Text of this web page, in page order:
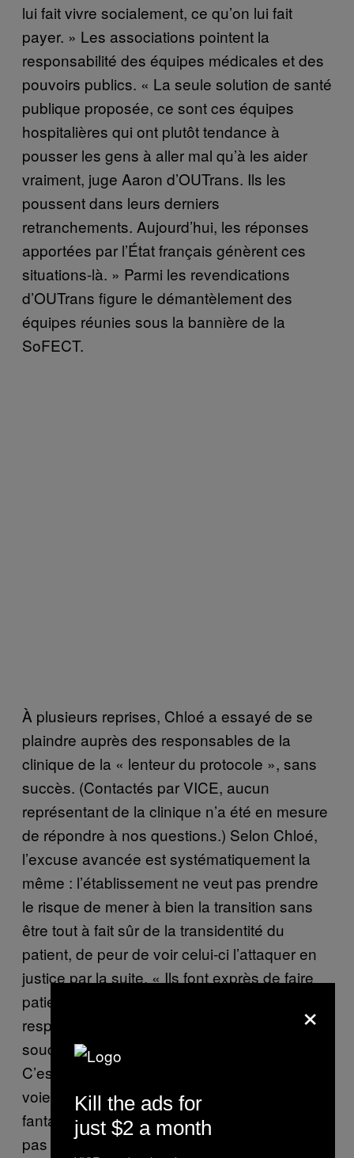
lui fait vivre socialement, ce qu’on lui fait
payer. » Les associations pointent la
responsabilité des équipes médicales et des
pouvoirs publics. « La seule solution de santé
publique proposée, ce sont ces équipes
hospitalières qui ont plutôt tendance à
pousser les gens à aller mal qu’à les aider
vraiment, juge Aaron d’OUTrans. Ils les
poussent dans leurs derniers
retranchements. Aujourd’hui, les réponses
apportées par l’État français génèrent ces
situations-là. » Parmi les revendications
d’OUTrans figure le démantèlement des
équipes réunies sous la bannière de la
SoFECT.
À plusieurs reprises, Chloé a essayé de se
plaindre auprès des responsables de la
clinique de la « lenteur du protocole », sans
succès. (Contactés par VICE, aucun
représentant de la clinique n’a été en mesure
de répondre à nos questions.) Selon Chloé,
l’excuse avancée est systématiquement la
même : l’établissement ne veut pas prendre
le risque de mener à bien la transition sans
être tout à fait sûr de la transidentité du
patient, de peur de voir celui-ci l’attaquer en
justice par la suite. « Ils font exprès de faire
patienter en plus, pour prendre moins de
responsabilités, pour éviter d’avoir des
soucis. » Un argument absurde pour Aaron. «
C’est le grand épouvantail des médecins qui
voient des personnes trans. Il y a ce
fantasme que, finalement, la personne ne va
pas être trans et qu’elle va porter plainte.
×
Kill the ads for
just $2 a month